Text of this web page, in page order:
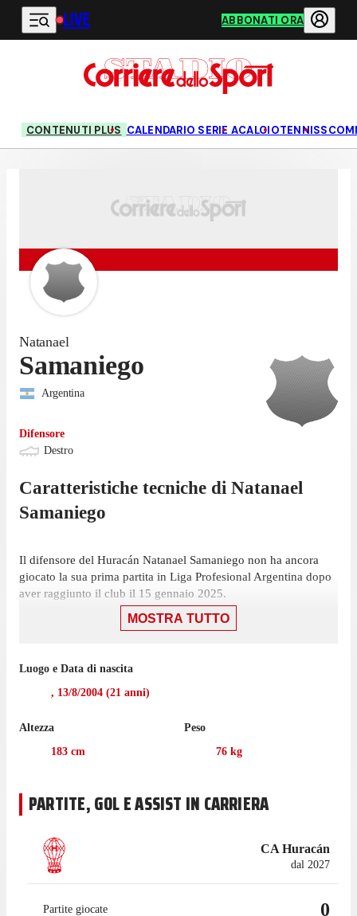
Vai al contenuto principale
LIVE ABBONATI ORA
CONTENUTI PLUS CALENDARIO SERIE ACALCIOTENNIS
Natanael
Samaniego
Argentina
Difensore
Destro
Caratteristiche tecniche di Natanael
Samaniego
Il difensore del Huracán Natanael Samaniego non ha ancora
giocato la sua prima partita in Liga Profesional Argentina dopo
aver raggiunto il club il 15 gennaio 2025.
La trasferta contro il Gimnasia La Plata, il 5 aprile, sarà la
Samaniego non ha giocato nemmeno una partita di Liga
MOSTRA TUTTO
Luogo e Data di nascita
, 13/8/2004 (21 anni)
Altezza
183 cm
Peso
76 kg
PARTITE, GOL E ASSIST IN CARRIERA
CA Huracán
dal 2027
Partite giocate 0